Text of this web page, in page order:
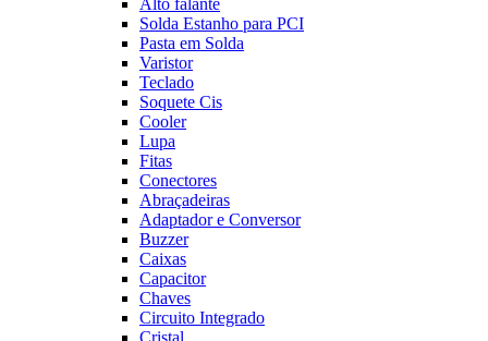
Alto falante
Solda Estanho para PCI
Pasta em Solda
Varistor
Teclado
Soquete Cis
Cooler
Lupa
Fitas
Conectores
Abraçadeiras
Adaptador e Conversor
Buzzer
Caixas
Capacitor
Chaves
Circuito Integrado
Cristal